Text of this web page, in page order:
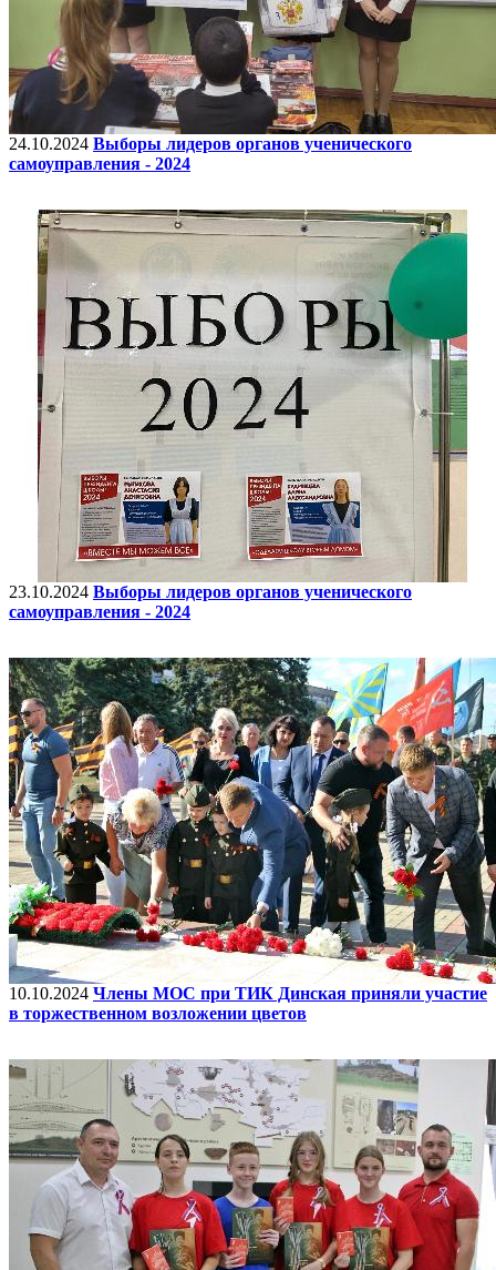
24.10.2024 Выборы лидеров органов ученического
самоуправления - 2024
23.10.2024 Выборы лидеров органов ученического
самоуправления - 2024
10.10.2024 Члены МОС при ТИК Динская приняли участие
в торжественном возложении цветов